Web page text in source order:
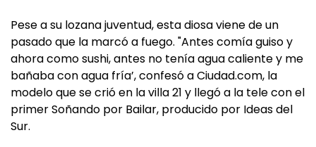
Pese a su lozana juventud, esta diosa viene de un
pasado que la marcó a fuego. "Antes comía guiso y
ahora como sushi, antes no tenía agua caliente y me
bañaba con agua fría’, confesó a Ciudad.com, la
modelo que se crió en la villa 21 y llegó a la tele con el
primer Soñando por Bailar, producido por Ideas del
Sur.